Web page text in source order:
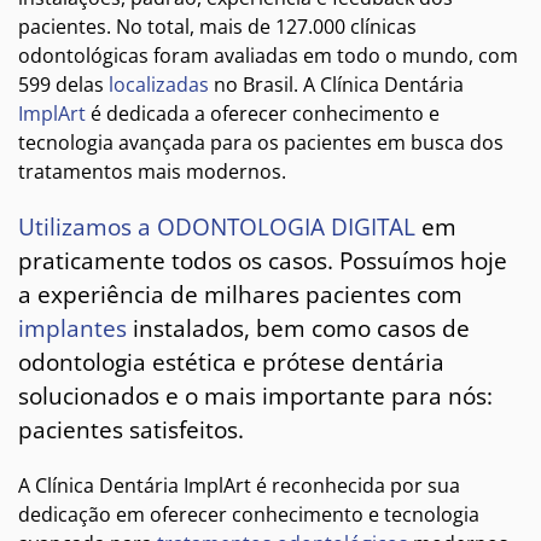
pacientes. No total, mais de 127.000 clínicas
odontológicas foram avaliadas em todo o mundo, com
599 delas localizadas no Brasil. A Clínica Dentária
ImplArt é dedicada a oferecer conhecimento e
tecnologia avançada para os pacientes em busca dos
tratamentos mais modernos.
Utilizamos a ODONTOLOGIA DIGITAL em
praticamente todos os casos. Possuímos hoje
a experiência de milhares pacientes com
implantes instalados, bem como casos de
odontologia estética e prótese dentária
solucionados e o mais importante para nós:
pacientes satisfeitos.
A Clínica Dentária ImplArt é reconhecida por sua
dedicação em oferecer conhecimento e tecnologia